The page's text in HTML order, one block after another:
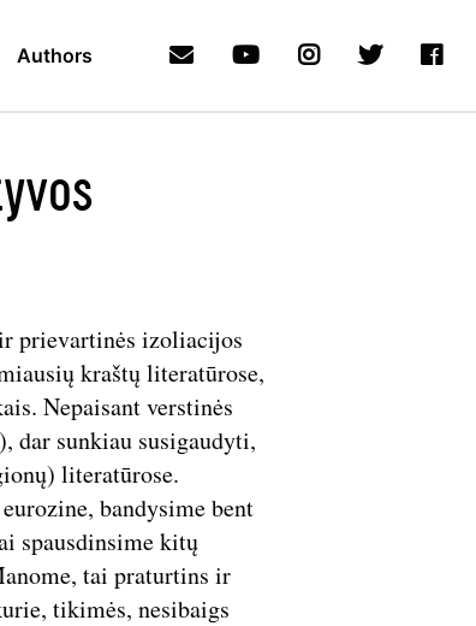
Authors
prievartinės izoliacijos
kraštų literatūrose,
Nepaisant verstinės
dar sunkiau susigaudyti,
literatūrose.
bandysime bent
spausdinsime kitų
tai praturtins ir
tikimės, nesibaigs